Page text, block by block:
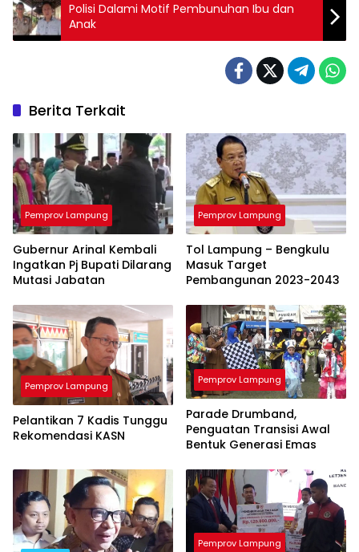
Polisi Dalami Motif Pembunuhan Ibu dan
Anak
Berita Terkait
Pemprov Lampung
Gubernur Arinal Kembali
Ingatkan Pj Bupati Dilarang
Mutasi Jabatan
Pemprov Lampung
Tol Lampung – Bengkulu
Masuk Target
Pembangunan 2023-2043
Pemprov Lampung
Pelantikan 7 Kadis Tunggu
Rekomendasi KASN
Pemprov Lampung
Parade Drumband,
Penguatan Transisi Awal
Bentuk Generasi Emas
Pemprov Lampung